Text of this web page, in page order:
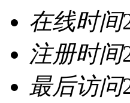
在线时间
注册时间
最后访问